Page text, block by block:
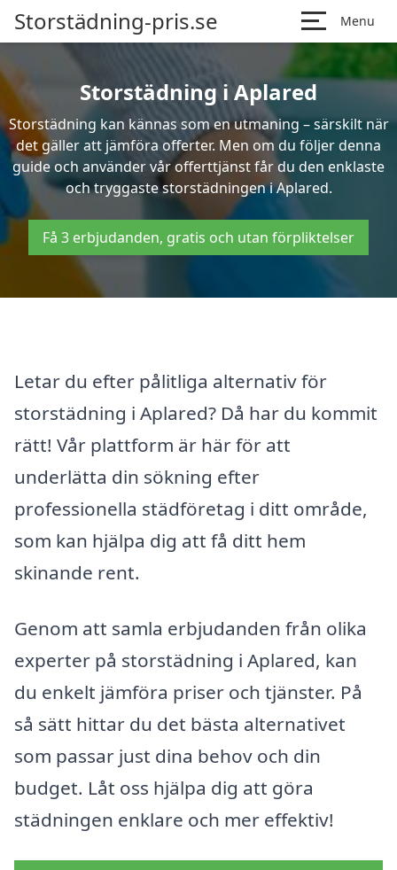
Storstädning-pris.se Menu
Storstädning i Aplared
Storstädning kan kännas som en utmaning – särskilt när
det gäller att jämföra offerter. Men om du följer denna
guide och använder vår offerttjänst får du den enklaste
och tryggaste storstädningen i Aplared.
Få 3 erbjudanden, gratis och utan förpliktelser
Letar du efter pålitliga alternativ för
storstädning i Aplared? Då har du kommit
rätt! Vår plattform är här för att
underlätta din sökning efter
professionella städföretag i ditt område,
som kan hjälpa dig att få ditt hem
skinande rent.
Genom att samla erbjudanden från olika
experter på storstädning i Aplared, kan
du enkelt jämföra priser och tjänster. På
så sätt hittar du det bästa alternativet
som passar just dina behov och din
budget. Låt oss hjälpa dig att göra
städningen enklare och mer effektiv!